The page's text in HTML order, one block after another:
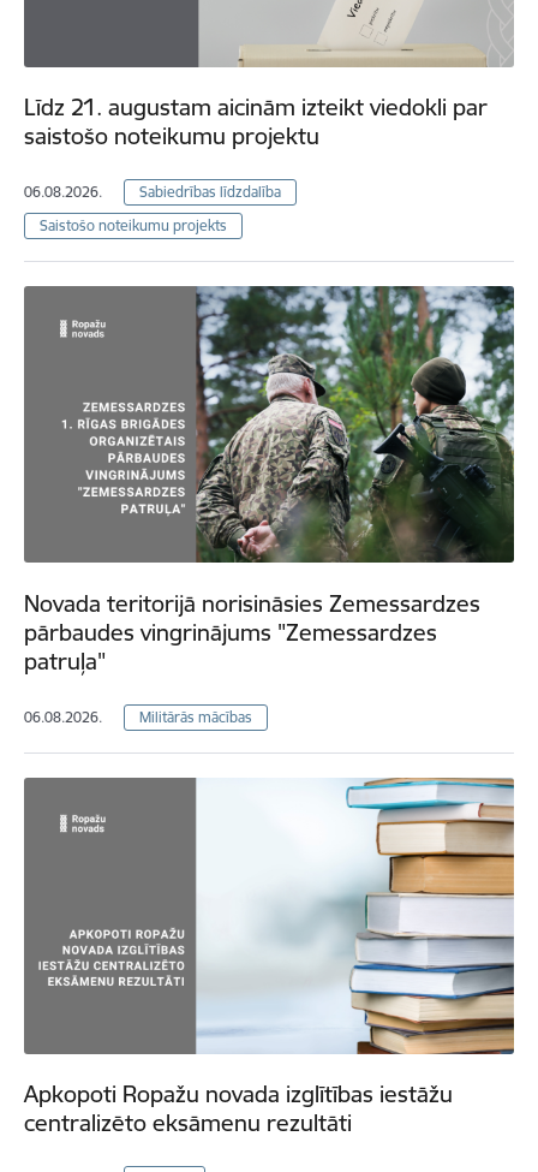
Līdz 21. augustam aicinām izteikt viedokli par
saistošo noteikumu projektu
06.08.2026.
Sabiedrības līdzdalība
Saistošo noteikumu projekts
Novada teritorijā norisināsies Zemessardzes
pārbaudes vingrinājums "Zemessardzes
patruļa"
06.08.2026. Militārās mācības
Apkopoti Ropažu novada izglītības iestāžu
centralizēto eksāmenu rezultāti